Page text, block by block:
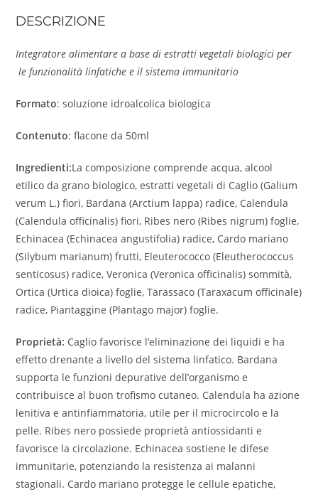
DESCRIZIONE
Integratore alimentare a base di estratti vegetali biologici per
le funzionalità linfatiche e il sistema immunitario
Formato: soluzione idroalcolica biologica
Contenuto: flacone da 50ml
Ingredienti:La composizione comprende acqua, alcool
etilico da grano biologico, estratti vegetali di Caglio (Galium
verum L.) fiori, Bardana (Arctium lappa) radice, Calendula
(Calendula officinalis) fiori, Ribes nero (Ribes nigrum) foglie,
Echinacea (Echinacea angustifolia) radice, Cardo mariano
(Silybum marianum) frutti, Eleuterococco (Eleutherococcus
senticosus) radice, Veronica (Veronica officinalis) sommità,
Ortica (Urtica dioica) foglie, Tarassaco (Taraxacum officinale)
radice, Piantaggine (Plantago major) foglie.
Proprietà: Caglio favorisce l’eliminazione dei liquidi e ha
effetto drenante a livello del sistema linfatico. Bardana
supporta le funzioni depurative dell’organismo e
contribuisce al buon trofismo cutaneo. Calendula ha azione
lenitiva e antinfiammatoria, utile per il microcircolo e la
pelle. Ribes nero possiede proprietà antiossidanti e
favorisce la circolazione. Echinacea sostiene le difese
immunitarie, potenziando la resistenza ai malanni
stagionali. Cardo mariano protegge le cellule epatiche,